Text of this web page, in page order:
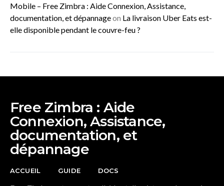
Mobile – Free Zimbra : Aide Connexion, Assistance,
documentation, et dépannageon La livraison Uber Eats est-
elle disponible pendant le couvre-feu ?
Free Zimbra : Aide
Connexion, Assistance,
documentation, et
dépannage
ACCUEIL GUIDE DOCS